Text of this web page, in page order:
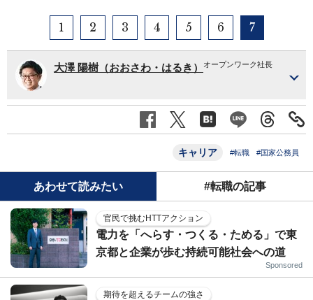
1 2 3 4 5 6 7
大澤 陽樹（おおさわ・はるき） オープンワーク社長
キャリア #転職 #国家公務員
あわせて読みたい #転職の記事
官民で挑むHTTアクション
電力を「へらす・つくる・ためる」で東
京都と企業が歩む持続可能社会への道
Sponsored
期待を超えるチームの強さ